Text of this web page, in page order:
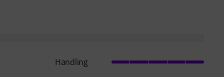
Handling